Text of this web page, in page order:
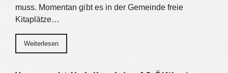
muss. Momentan gibt es in der Gemeinde freie
Kitaplätze…
Weiterlesen